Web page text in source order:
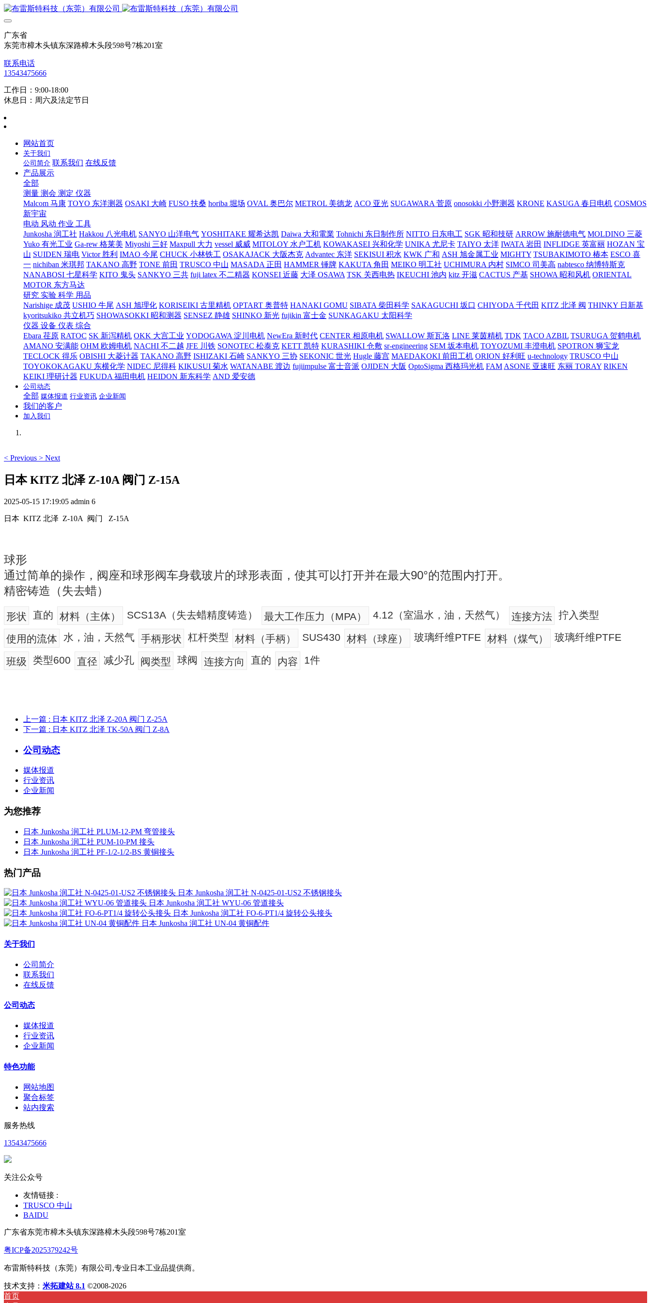
广东省
东莞市樟木头镇东深路樟木头段598号7栋201室
联系电话
13543475666
工作日：9:00-18:00
休息日：周六及法定节日
网站首页
关于我们
公司简介 联系我们 在线反馈
产品展示
全部
测量 测会 测定 仪器
Malcom 马康 TOYO 东洋测器 OSAKI 大崎 FUSO 扶桑 horiba 堀场 OVAL 奥巴尔 METROL 美德龙 ACO 亚光 SUGAWARA 菅原 onosokki 小野测器 KRONE KASUGA 春日电机 COSMOS
新宇宙
电动 风动 作业 工具
Junkosha 润工社 Hakkou 八光电机 SANYO 山洋电气 YOSHITAKE 耀希达凯 Daiwa 大和電業 Tohnichi 东日制作所 NITTO 日东电工 SGK 昭和技研 ARROW 施耐德电气 MOLDINO 三菱
Yuko 有光工业 Ga-rew 格莱美 Miyoshi 三好 Maxpull 大力 vessel 威威 MITOLOY 水户工机 KOWAKASEI 兴和化学 UNIKA 尤尼卡 TAIYO 太洋 IWATA 岩田 INFLIDGE 英富丽 HOZAN 宝
山 SUIDEN 瑞电 Victor 胜利 IMAO 今尾 CHUCK 小林铁工 OSAKAJACK 大阪杰克 Advantec 东洋 SEKISUI 积水 KWK 广和 ASH 旭金属工业 MIGHTY TSUBAKIMOTO 椿本 ESCO 喜
一 nichiban 米琪邦 TAKANO 高野 TONE 前田 TRUSCO 中山 MASADA 正田 HAMMER 锤牌 KAKUTA 角田 MEIKO 明工社 UCHIMURA 内村 SIMCO 司美高 nabtesco 纳博特斯克
NANABOSI 七星科学 KITO 鬼头 SANKYO 三共 fuji latex 不二精器 KONSEI 近藤 大泽 OSAWA TSK 关西电热 IKEUCHI 池内 kitz 开滋 CACTUS 产基 SHOWA 昭和风机 ORIENTAL
MOTOR 东方马达
研究 实验 科学 用品
Narishige 成茂 USHIO 牛尾 ASH 旭理化 KORISEIKI 古里精机 OPTART 奥普特 HANAKI GOMU SIBATA 柴田科学 SAKAGUCHI 坂口 CHIYODA 千代田 KITZ 北泽 阀 THINKY 日新基
kyoritsukiko 共立机巧 SHOWASOKKI 昭和测器 SENSEZ 静雄 SHINKO 新光 fujikin 富士金 SUNKAGAKU 太阳科学
仪器 设备 仪表 综合
Ebara 荏原 RATOC SK 新泻精机 OKK 大宫工业 YODOGAWA 淀川电机 NewEra 新时代 CENTER 相原电机 SWALLOW 斯瓦洛 LINE 莱茵精机 TDK TACO AZBIL TSURUGA 贺鹤电机
AMANO 安满能 OHM 欧姆电机 NACHI 不二越 JFE 川铁 SONOTEC 松泰克 KETT 凯特 KURASHIKI 仓敷 sr-engineering SEM 坂本电机 TOYOZUMI 丰澄电机 SPOTRON 狮宝龙
TECLOCK 得乐 OBISHI 大菱计器 TAKANO 高野 ISHIZAKI 石崎 SANKYO 三协 SEKONIC 世光 Hugle 藤宫 MAEDAKOKI 前田工机 ORION 好利旺 u-technology TRUSCO 中山
TOYOKOKAGAKU 东横化学 NIDEC 尼得科 KIKUSUI 菊水 WATANABE 渡边 fujiimpulse 富士音派 OJIDEN 大阪 OptoSigma 西格玛光机 FAM ASONE 亚速旺 东丽 TORAY RIKEN
KEIKI 理研计器 FUKUDA 福田电机 HEIDON 新东科学 AND 爱安德
公司动态
全部 媒体报道 行业资讯 企业新闻
我们的客户
加入我们
< Previous > Next
日本 KITZ 北泽 Z-10A 阀门 Z-15A
2025-05-15 17:19:05 admin 6
日本 KITZ 北泽 Z-10A 阀门 Z-15A
球形
通过简单的操作，阀座和球形阀车身载玻片的球形表面，使其可以打开并在最大90°的范围内打开。
精密铸造（失去蜡）
形状 直的 材料（主体） SCS13A（失去蜡精度铸造） 最大工作压力（MPA） 4.12（室温水，油，天然气） 连接方法 拧入类型
使用的流体 水，油，天然气 手柄形状 杠杆类型 材料（手柄） SUS430 材料（球座） 玻璃纤维PTFE 材料（煤气） 玻璃纤维PTFE
班级 类型600 直径 减少孔 阀类型 球阀 连接方向 直的 内容 1件
上一篇 : 日本 KITZ 北泽 Z-20A 阀门 Z-25A
下一篇 : 日本 KITZ 北泽 TK-50A 阀门 Z-8A
公司动态
媒体报道
行业资讯
企业新闻
为您推荐
日本 Junkosha 润工社 PLUM-12-PM 弯管接头
日本 Junkosha 润工社 PUM-10-PM 接头
日本 Junkosha 润工社 PF-1/2-1/2-BS 黄铜接头
热门产品
日本 Junkosha 润工社 N-0425-01-US2 不锈钢接头
日本 Junkosha 润工社 WYU-06 管道接头
日本 Junkosha 润工社 FO-6-PT1/4 旋转公头接头
日本 Junkosha 润工社 UN-04 黄铜配件
关于我们
公司简介
联系我们
在线反馈
公司动态
媒体报道
行业资讯
企业新闻
特色功能
网站地图
聚合标签
站内搜索
服务热线
13543475666
关注公众号
友情链接 :
TRUSCO 中山
BAIDU
广东省东莞市樟木头镇东深路樟木头段598号7栋201室
粤ICP备2025379242号
布雷斯特科技（东莞）有限公司,专业日本工业品提供商。
技术支持： 米拓建站 8.1 ©2008-2026
首页